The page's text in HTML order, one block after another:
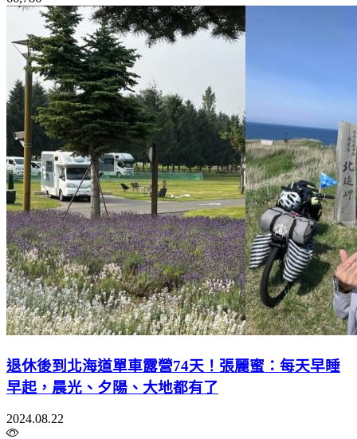
退休後到北海道單車露營74天！張麗蜜：每天早睡
早起，晨光、夕陽、大地都有了
2024.08.22